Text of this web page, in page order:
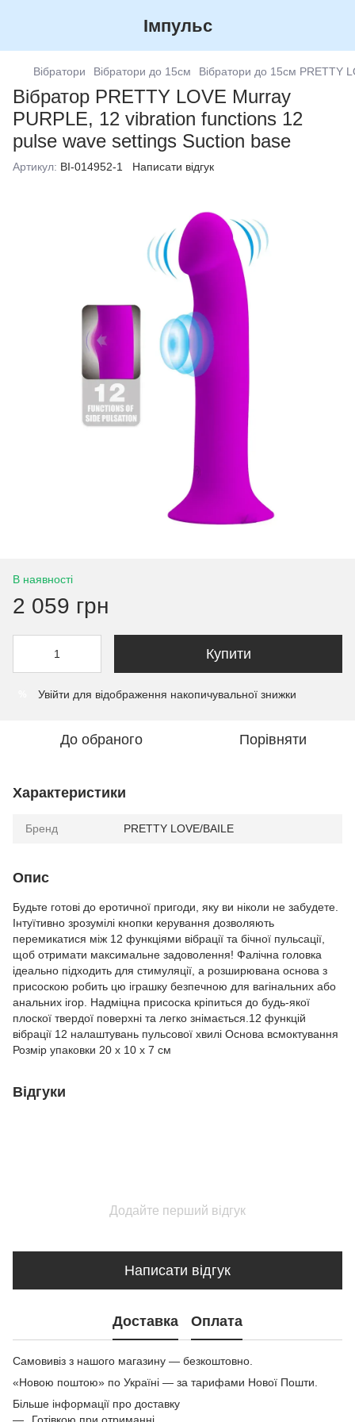
Імпульс
Вібратори Вібратори до 15см Вібратори до 15см PRETTY
Вібратор PRETTY LOVE Murray
PURPLE, 12 vibration functions 12
pulse wave settings Suction base
Артикул: BI-014952-1 Написати відгук
В наявності
2 059 грн
Купити
Увійти для відображення накопичувальної знижки
До обраного Порівняти
Характеристики
Бренд PRETTY LOVE/BAILE
Опис
Будьте готові до еротичної пригоди, яку ви ніколи не забудете.
Інтуїтивно зрозумілі кнопки керування дозволяють
перемикатися між 12 функціями вібрації та бічної пульсації,
щоб отримати максимальне задоволення! Фалічна головка
ідеально підходить для стимуляції, а розширювана основа з
присоскою робить цю іграшку безпечною для вагінальних або
анальних ігор. Надміцна присоска кріпиться до будь-якої
плоскої твердої поверхні та легко знімається.12 функцій
вібрації 12 налаштувань пульсової хвилі Основа всмоктування
Розмір упаковки 20 х 10 х 7 см
Відгуки
Додайте перший відгук
Написати відгук
Доставка Оплата
Самовивіз з нашого магазину — безкоштовно.
«Новою поштою» по Україні — за тарифами Нової Пошти.
Більше інформації про доставку